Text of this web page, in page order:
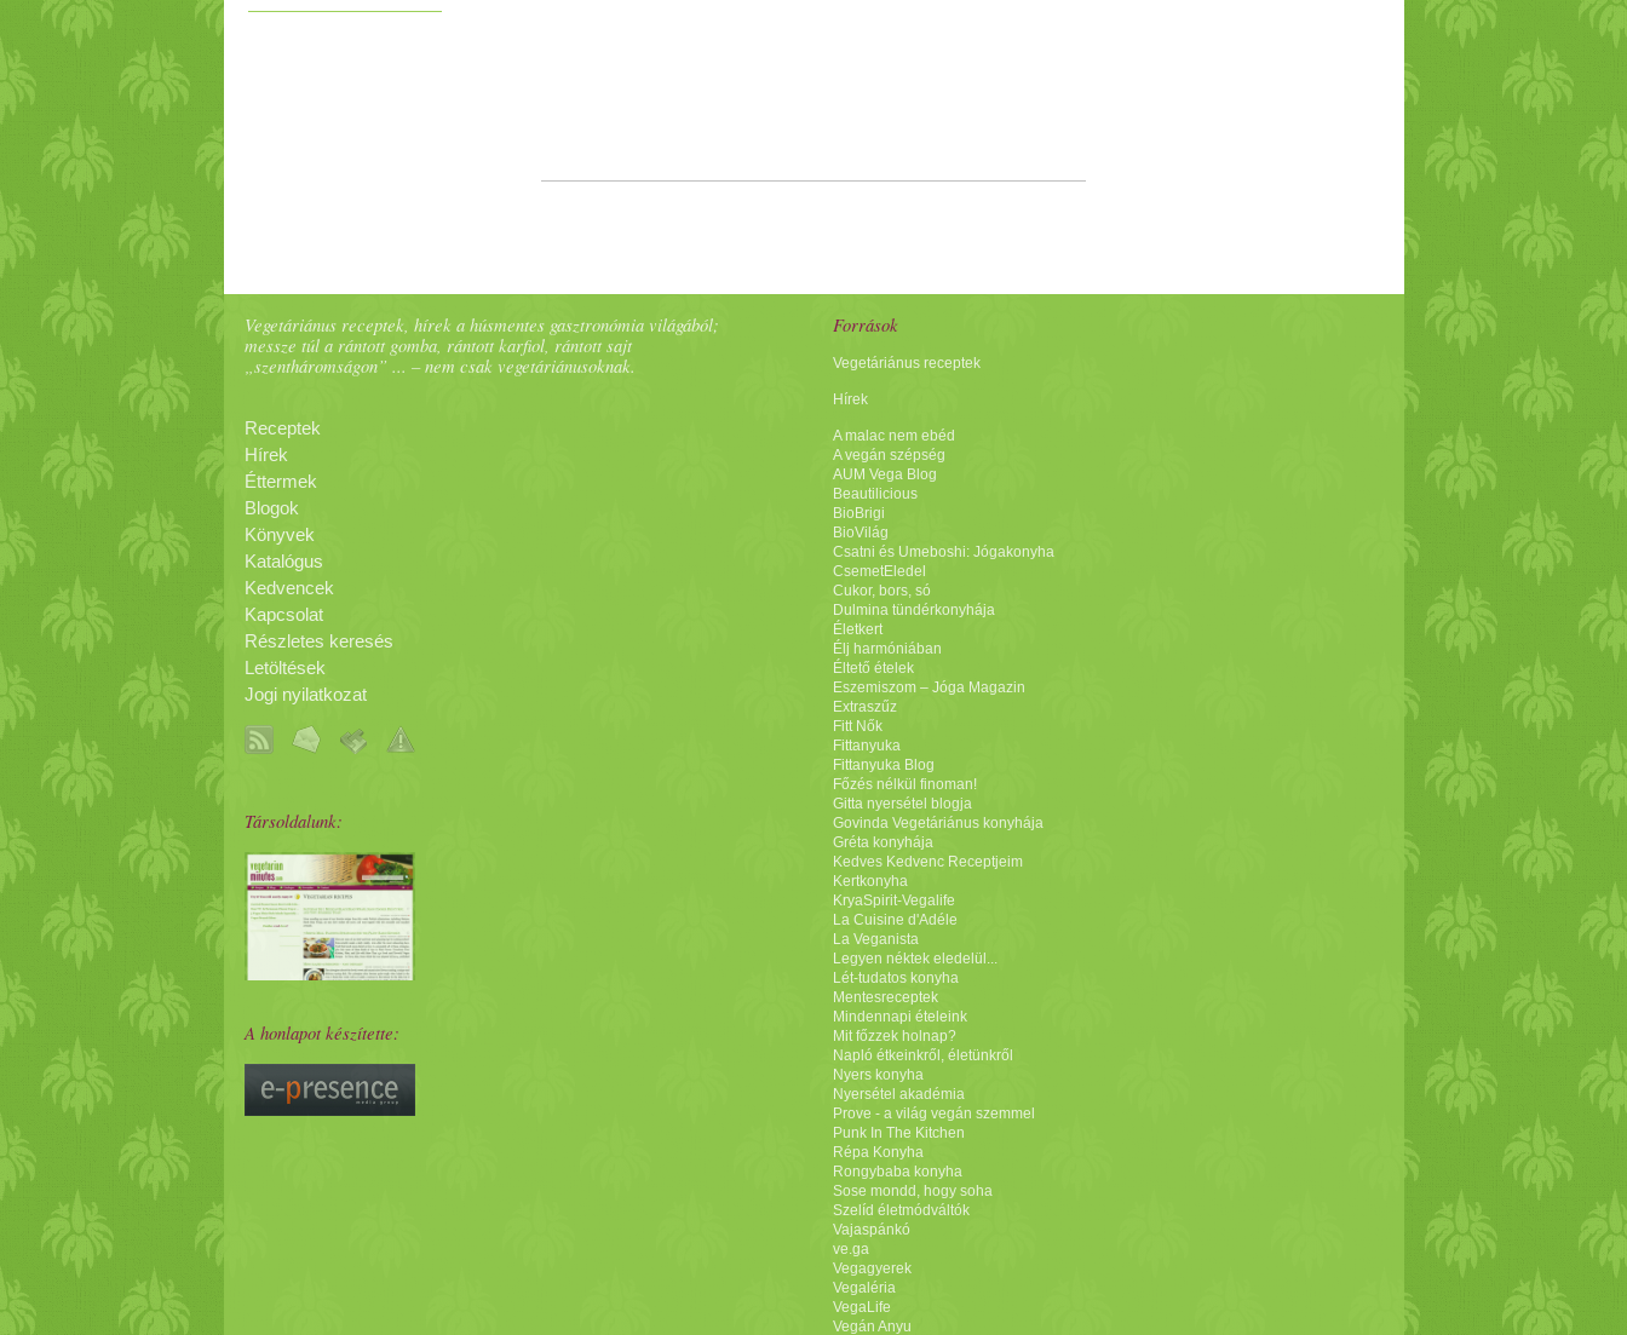
Vegetáriánus receptek, hírek a húsmentes gasztronómia világából;
messze túl a rántott gomba, rántott karfiol, rántott sajt
„szentháromságon” ... – nem csak vegetáriánusoknak.
Receptek
Hírek
Éttermek
Blogok
Könyvek
Katalógus
Kedvencek
Kapcsolat
Részletes keresés
Letöltések
Jogi nyilatkozat
Társoldalunk:
A honlapot készítette:
Források
Vegetáriánus receptek
Hírek
A malac nem ebéd
A vegán szépség
AUM Vega Blog
Beautilicious
BioBrigi
BioVilág
Csatni és Umeboshi: Jógakonyha
CsemetEledel
Cukor, bors, só
Dulmina tündérkonyhája
Életkert
Élj harmóniában
Éltető ételek
Eszemiszom – Jóga Magazin
Extraszűz
Fitt Nők
Fittanyuka
Fittanyuka Blog
Főzés nélkül finoman!
Gitta nyersétel blogja
Govinda Vegetáriánus konyhája
Gréta konyhája
Kedves Kedvenc Receptjeim
Kertkonyha
KryaSpirit-Vegalife
La Cuisine d'Adéle
La Veganista
Legyen néktek eledelül...
Lét-tudatos konyha
Mentesreceptek
Mindennapi ételeink
Mit főzzek holnap?
Napló étkeinkről, életünkről
Nyers konyha
Nyersétel akadémia
Prove - a világ vegán szemmel
Punk In The Kitchen
Répa Konyha
Rongybaba konyha
Sose mondd, hogy soha
Szelíd életmódváltók
Vajaspánkó
ve.ga
Vegagyerek
Vegaléria
VegaLife
Vegán Anyu